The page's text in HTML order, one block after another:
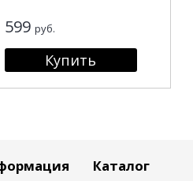
599 руб.
Каталог